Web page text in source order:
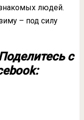
людей.
– под силу
с